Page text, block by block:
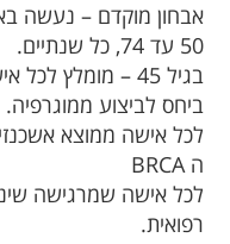
אבחון מוקדם – נעשה
50 עד 74, כל שנתיים.
בגיל 45 –
ביחס לביצוע ממוגרפיה.
לכל אישה ממוצא
ה BRCA
לכל אישה שמרגישה
רפואית.